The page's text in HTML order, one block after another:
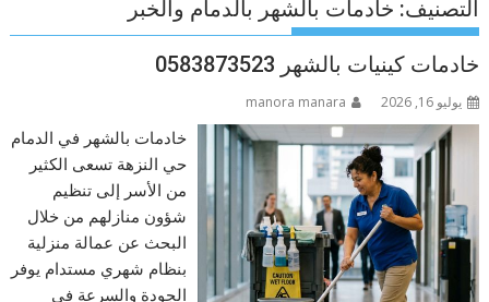
التصنيف: خادمات بالشهر بالدمام والخبر
خادمات كينيات بالشهر 0583873523
يوليو 16, 2026 manora manara
خادمات بالشهر في الدمام
حي النزهة تسعى الكثير
من الأسر إلى تنظيم
شؤون منازلهم من خلال
البحث عن عمالة منزلية
بنظام شهري مستدام يوفر
الجودة والسرعة في